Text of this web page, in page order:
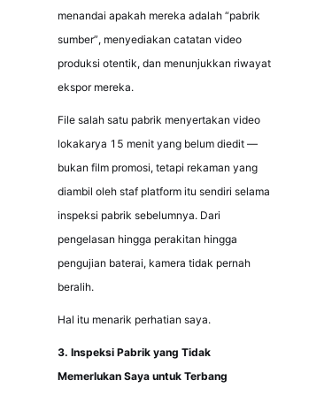
menandai apakah mereka adalah “pabrik
sumber”, menyediakan catatan video
produksi otentik, dan menunjukkan riwayat
ekspor mereka.
File salah satu pabrik menyertakan video
lokakarya 15 menit yang belum diedit —
bukan film promosi, tetapi rekaman yang
diambil oleh staf platform itu sendiri selama
inspeksi pabrik sebelumnya. Dari
pengelasan hingga perakitan hingga
pengujian baterai, kamera tidak pernah
beralih.
Hal itu menarik perhatian saya.
3. Inspeksi Pabrik yang Tidak
Memerlukan Saya untuk Terbang